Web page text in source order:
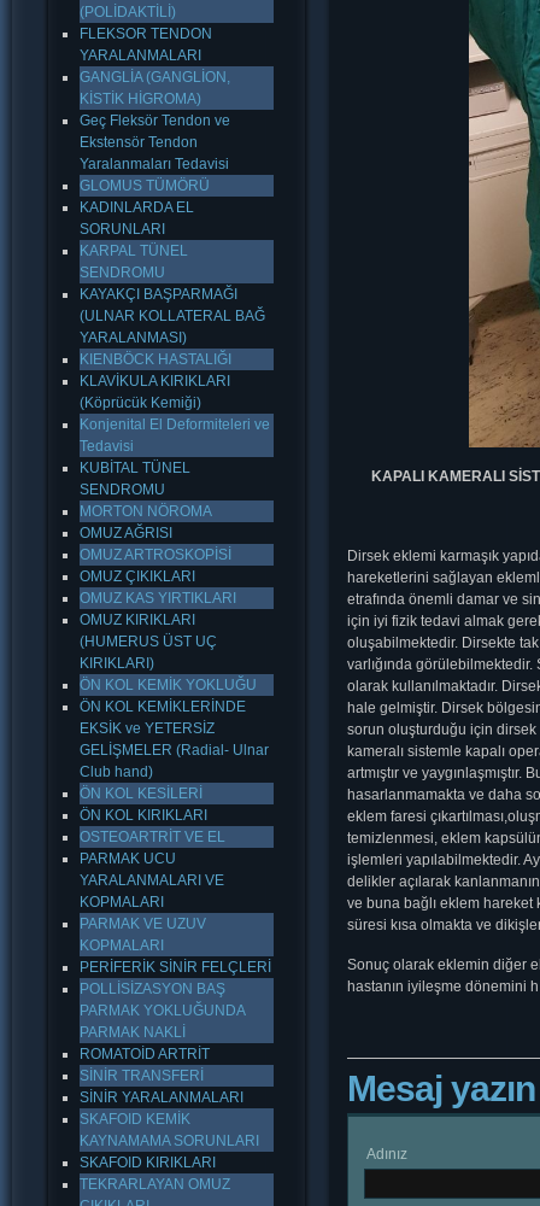
KAPALI KAMERALI
Dirsek eklemi karmaşık
hareketlerini sağlayan
etrafında önemli damar ve
için iyi fizik tedavi almak
oluşabilmektedir. Dirsekte
varlığında
olarak kullanılmaktadır.
hale gelmiştir. Dirsek
sorun oluşturduğu için dirsek
kameralı sistemle kapalı
artmıştır ve
hasarlanmamakta ve daha
eklem faresi
temizlenmesi, eklem
işlemleri yapılabilmektedir.
delikler açılarak
ve buna bağlı eklem hareket
süresi kısa olmakta ve
Sonuç olarak eklemin diğer
hastanın iyileşme dönemini
Mesaj yazın
Adınız
(POLİDAKTİLİ)
FLEKSOR TENDON
YARALANMALARI
GANGLİA (GANGLİON,
KİSTİK HİGROMA)
Geç Fleksör Tendon ve
Ekstensör Tendon
Yaralanmaları Tedavisi
GLOMUS TÜMÖRÜ
KADINLARDA EL
SORUNLARI
KARPAL TÜNEL
SENDROMU
KAYAKÇI BAŞPARMAĞI
(ULNAR KOLLATERAL BAĞ
YARALANMASI)
KIENBÖCK HASTALIĞI
KLAVİKULA KIRIKLARI
(Köprücük Kemiği)
Konjenital El Deformiteleri ve
Tedavisi
KUBİTAL TÜNEL
SENDROMU
MORTON NÖROMA
OMUZ AĞRISI
OMUZ ARTROSKOPİSİ
OMUZ ÇIKIKLARI
OMUZ KAS YIRTIKLARI
OMUZ KIRIKLARI
(HUMERUS ÜST UÇ
KIRIKLARI)
ÖN KOL KEMİK YOKLUĞU
ÖN KOL KEMİKLERİNDE
EKSİK ve YETERSİZ
GELİŞMELER (Radial- Ulnar
Club hand)
ÖN KOL KESİLERİ
ÖN KOL KIRIKLARI
OSTEOARTRİT VE EL
PARMAK UCU
YARALANMALARI VE
KOPMALARI
PARMAK VE UZUV
KOPMALARI
PERİFERİK SİNİR FELÇLERİ
POLLİSİZASYON BAŞ
PARMAK YOKLUĞUNDA
PARMAK NAKLİ
ROMATOİD ARTRİT
SİNİR TRANSFERİ
SİNİR YARALANMALARI
SKAFOID KEMİK
KAYNAMAMA SORUNLARI
SKAFOID KIRIKLARI
TEKRARLAYAN OMUZ